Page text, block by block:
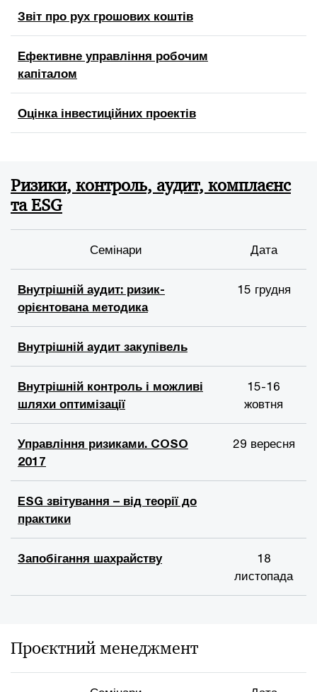
Звіт про рух грошових коштів
Ефективне управління робочим
капіталом
Оцінка інвестиційних проектів
Ризики, контроль, аудит, комплаєнс
та ESG
Семінари Дата
Внутрішній аудит: ризик-
орієнтована методика
15 грудня
Внутрішній аудит закупівель
Внутрішній контроль і можливі
шляхи оптимізації
15-16
жовтня
Управління ризиками. COSO
2017
29 вересня
ESG звітування – від теорії до
практики
Запобігання шахрайству
18
листопада
Проєктний менеджмент